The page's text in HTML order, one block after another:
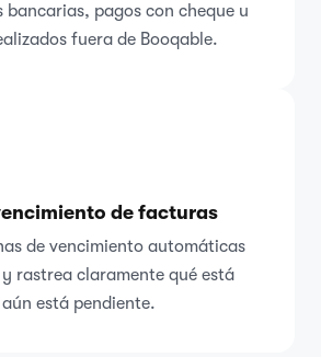
pagos con cheque u
fuera de Booqable.
de facturas
de vencimiento automáticas
rastrea claramente qué está
está pendiente.